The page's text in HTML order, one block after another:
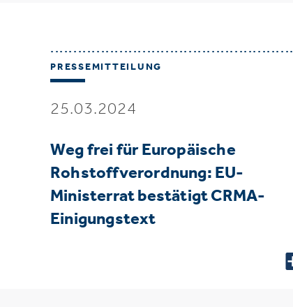
PRESSEMITTEILUNG
25.03.2024
Weg frei für Europäische
Rohstoffverordnung: EU-
Ministerrat bestätigt CRMA-
Einigungstext